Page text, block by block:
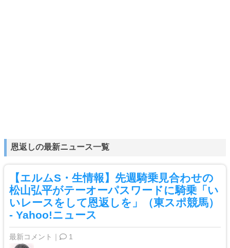
恩返しの最新ニュース一覧
【エルムS・生情報】先週騎乗見合わせの
松山弘平がテーオーパスワードに騎乗「い
いレースをして恩返しを」（東スポ競馬）
- Yahoo!ニュース
最新コメント｜ 1